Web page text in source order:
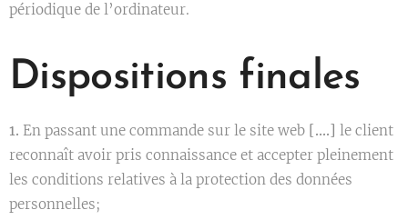
périodique de l’ordinateur.
Dispositions finales
1. En passant une commande sur le site web [….] le client
reconnaît avoir pris connaissance et accepter pleinement
les conditions relatives à la protection des données
personnelles;